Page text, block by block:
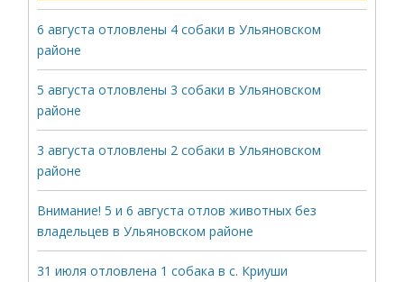
6 августа отловлены 4 собаки в Ульяновском
районе
5 августа отловлены 3 собаки в Ульяновском
районе
3 августа отловлены 2 собаки в Ульяновском
районе
Внимание! 5 и 6 августа отлов животных без
владельцев в Ульяновском районе
31 июля отловлена 1 собака в с. Криуши